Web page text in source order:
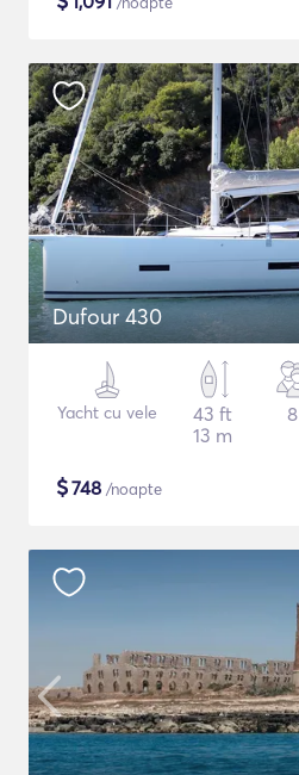
Dufour 430
Yacht cu vele
43 ft
13 m
8
$748 /noapte